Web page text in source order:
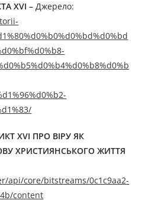
XVI – Джерелo:
XVI ПРО ВІРУ ЯК
ХРИСТИЯНСЬКОГО ЖИТТЯ
api/core/bitstreams/0c1c9aa2-
content